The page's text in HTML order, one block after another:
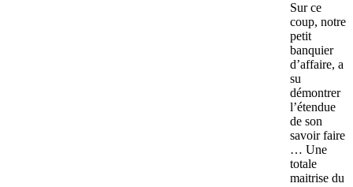
Sur ce
coup, notre
petit
banquier
d’affaire, a
su
démontrer
l’étendue
de son
savoir faire
… Une
totale
maitrise du